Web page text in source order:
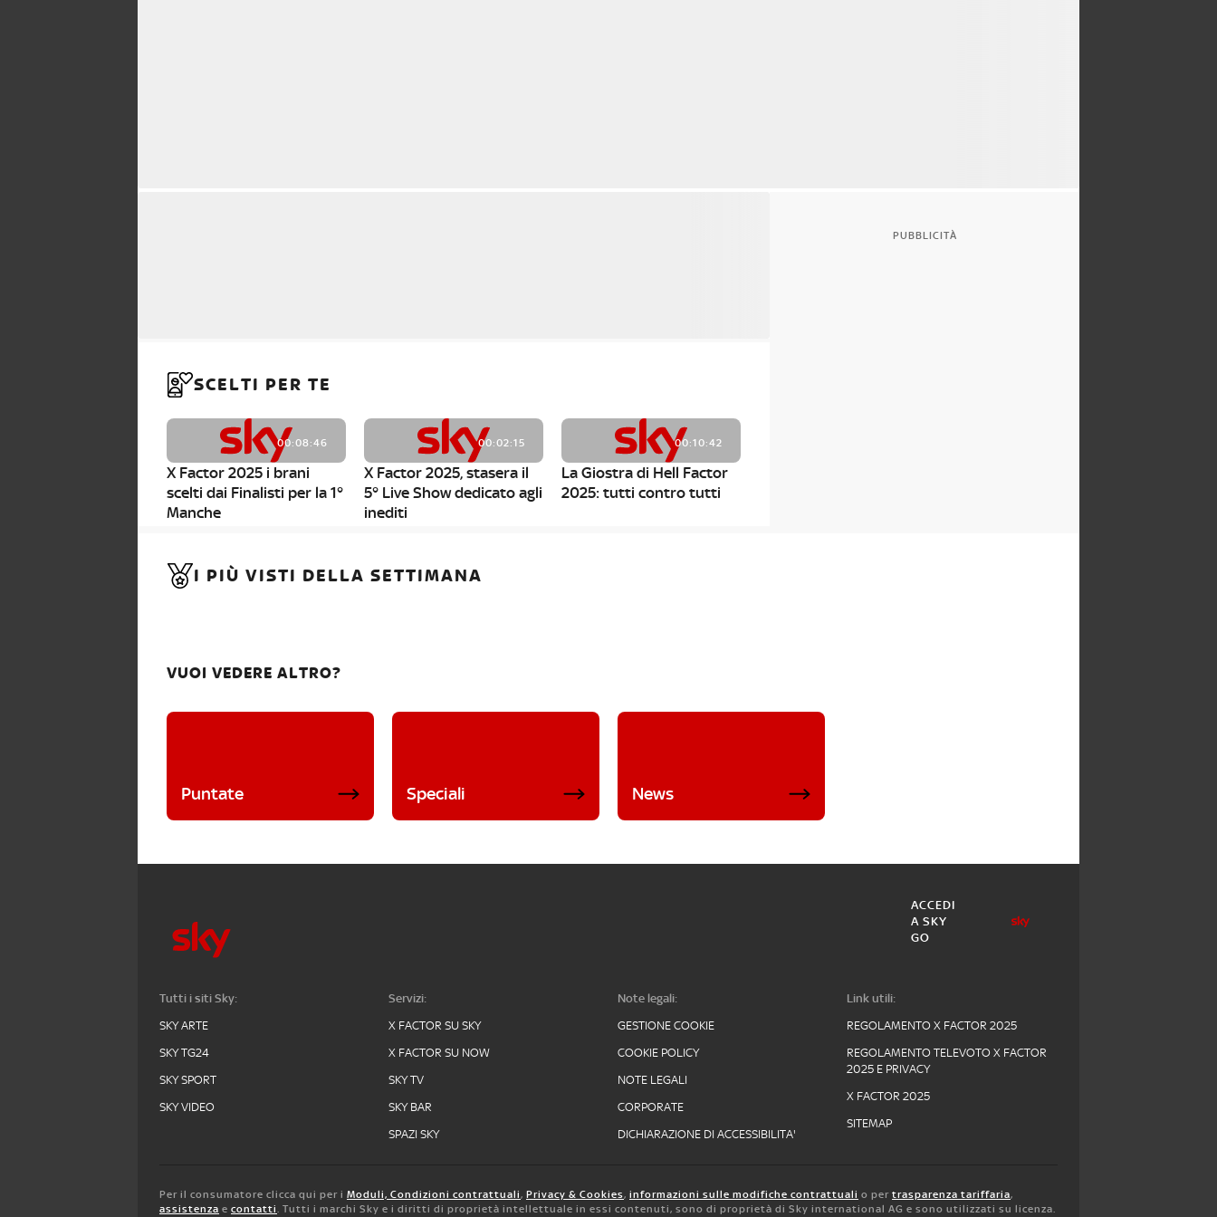
SCELTI PER TE
00:08:46
X Factor 2025 i brani
scelti dai Finalisti per la 1°
Manche
00:02:15
X Factor 2025, stasera il
5° Live Show dedicato agli
inediti
00:10:42
La Giostra di Hell Factor
2025: tutti contro tutti
PUBBLICITÀ
I PIÙ VISTI DELLA SETTIMANA
VUOI VEDERE ALTRO?
Puntate Speciali News
ACCEDI
A SKY
GO
Tutti i siti Sky:
SKY ARTE
SKY TG24
SKY SPORT
SKY VIDEO
Servizi:
X FACTOR SU SKY
X FACTOR SU NOW
SKY TV
SKY BAR
SPAZI SKY
Note legali:
GESTIONE COOKIE
COOKIE POLICY
NOTE LEGALI
CORPORATE
DICHIARAZIONE DI ACCESSIBILITA'
Link utili:
REGOLAMENTO X FACTOR 2025
REGOLAMENTO TELEVOTO X FACTOR
2025 E PRIVACY
X FACTOR 2025
SITEMAP
Per il consumatore clicca qui per i Moduli, Condizioni contrattuali, Privacy & Cookies, informazioni sulle modifiche contrattuali o per trasparenza tariffaria,
assistenza e contatti. Tutti i marchi Sky e i diritti di proprietà intellettuale in essi contenuti, sono di proprietà di Sky international AG e sono utilizzati su licenza.